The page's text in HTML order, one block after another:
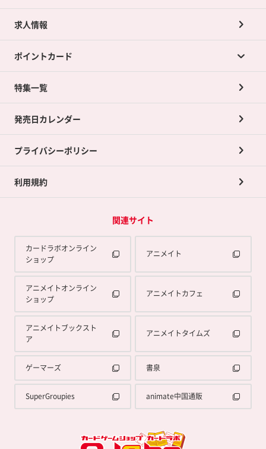
カードラボの買取サービスTOP
店舗買取について
ネット買取について
買取承諾書について
求人情報
ポイントカード
ポイントカードTOP
ポイント交換景品
特集一覧
発売日カレンダー
プライバシーポリシー
利用規約
関連サイト
カードラボオンライン
ショップ
アニメイト
アニメイトオンライン
ショップ
アニメイトカフェ
アニメイトブックスト
ア
アニメイトタイムズ
ゲーマーズ 書泉
SuperGroupies animate中国通販